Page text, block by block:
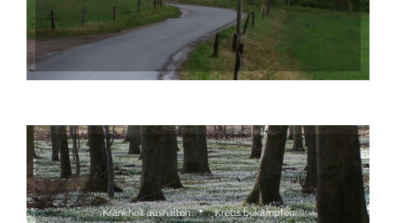
Krankheit aushalten Krebs bekämpfen